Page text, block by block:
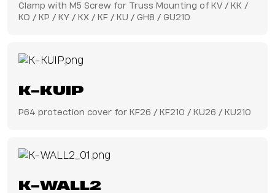
Clamp with M5 Screw for Truss Mounting of KV / KK /
KO / KP / KY / KX / KF / KU / GH8 / GU210
K-KUIP
P64 protection cover for KF26 / KF210 / KU26 / KU210
K-WALL2